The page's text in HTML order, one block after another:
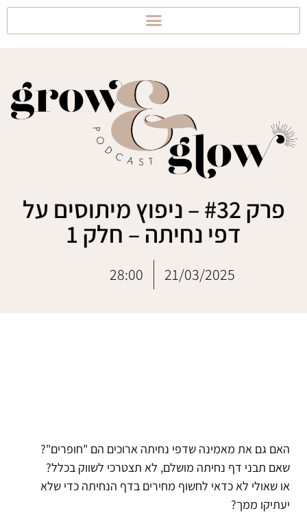
פרק #32 – ניפוץ מיתוסים על
דפי נחיתה – חלק 1
21/03/2025
28:00
האם גם את מאמינה שדפי נחיתה ארוכים הם "חופרים"?
שאם תבני דף נחיתה מושלם, לא תצטרכי לשווק בכלל?
או שאולי לא כדאי לחשוף מחירים בדף הנחיתה כדי שלא
יעתיקו ממך?